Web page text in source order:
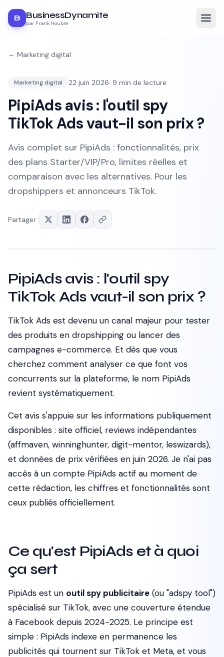
B BusinessDynamite
par Frank Houbre
← Marketing digital
Marketing digital 22 juin 2026· 9 min de lecture
PipiAds avis : l'outil spy
TikTok Ads vaut-il son prix ?
Avis complet sur PipiAds : fonctionnalités, prix
des plans Starter/VIP/Pro, limites réelles et
comparaison avec les alternatives. Pour les
dropshippers et annonceurs TikTok.
Partager :
PipiAds avis : l'outil spy
TikTok Ads vaut-il son prix ?
TikTok Ads est devenu un canal majeur pour tester
des produits en dropshipping ou lancer des
campagnes e-commerce. Et dès que vous
cherchez comment analyser ce que font vos
concurrents sur la plateforme, le nom PipiAds
revient systématiquement.
Cet avis s'appuie sur les informations publiquement
disponibles : site officiel, reviews indépendantes
(affmaven, winninghunter, digit-mentor, leswizards),
et données de prix vérifiées en juin 2026. Je n'ai pas
accès à un compte PipiAds actif au moment de
cette rédaction, les chiffres et fonctionnalités sont
ceux publiés officiellement.
Ce qu'est PipiAds et à quoi
ça sert
PipiAds est un outil spy publicitaire (ou "adspy tool")
spécialisé sur TikTok, avec une couverture étendue
à Facebook depuis 2024-2025. Le principe est
simple : PipiAds indexe en permanence les
publicités qui tournent sur TikTok et Meta, et vous